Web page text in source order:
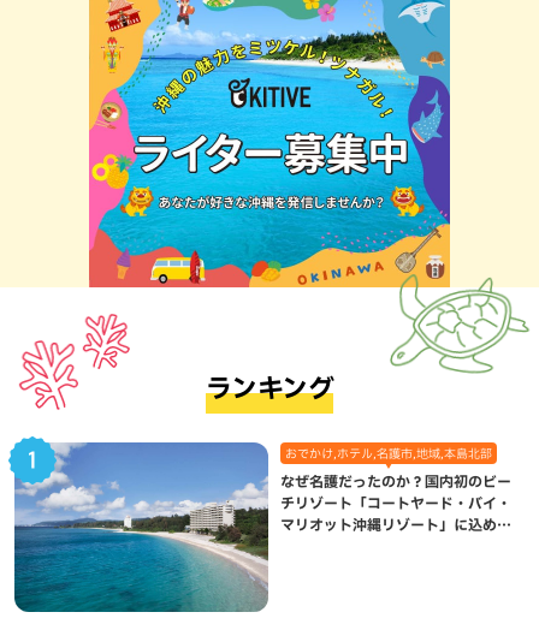
ランキング
おでかけ,ホテル,名護市,地域,本島北部
なぜ名護だったのか？国内初のビー
チリゾート「コートヤード・バイ・
マリオット沖縄リゾート」に込めら